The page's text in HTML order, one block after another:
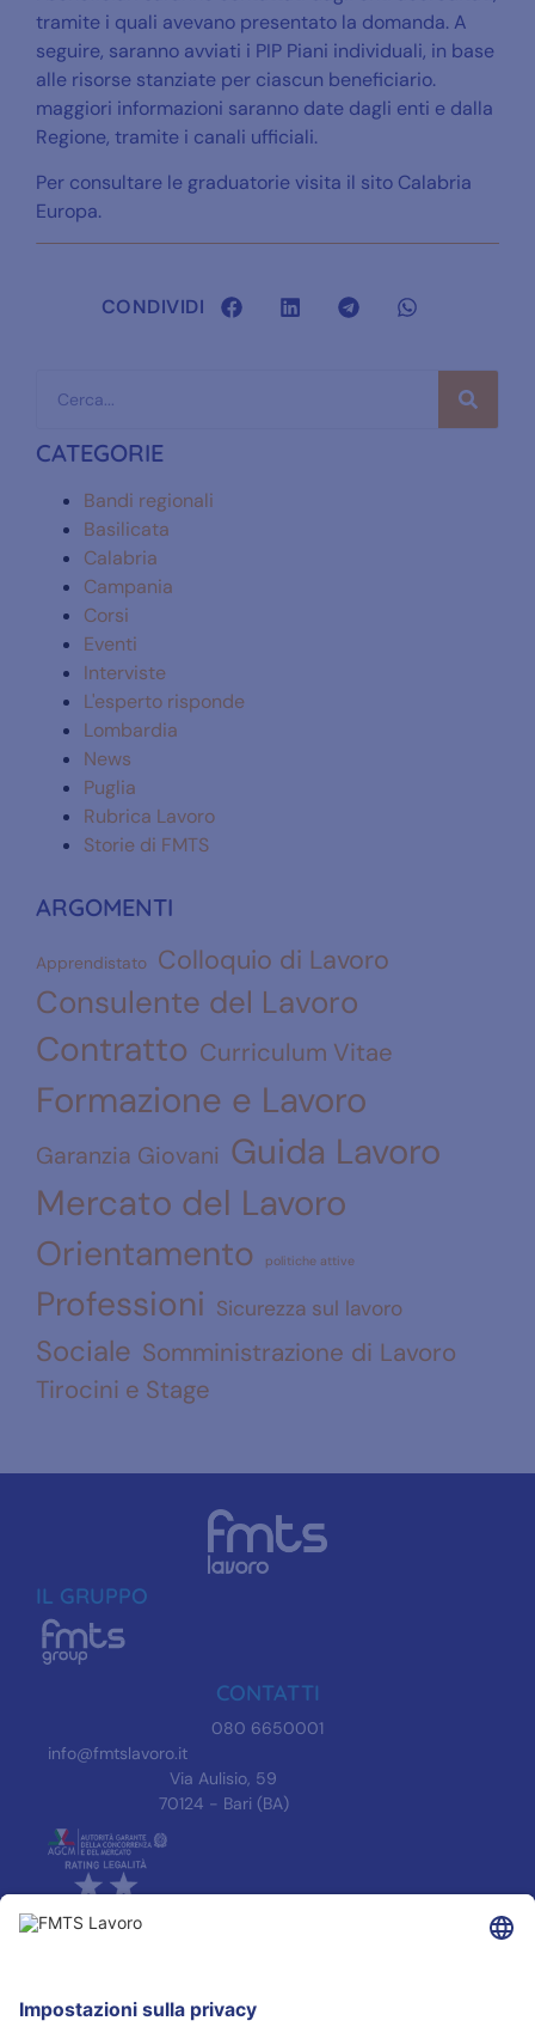
tramite i quali avevano presentato la domanda. A
seguire, saranno avviati i PIP Piani individuali, in base
alle risorse stanziate per ciascun beneficiario.
maggiori informazioni saranno date dagli enti e dalla
Regione, tramite i canali ufficiali.
Per consultare le graduatorie visita il sito Calabria
Europa.
CONDIVIDI
CATEGORIE
Bandi regionali
Basilicata
Calabria
Campania
Corsi
Eventi
Interviste
L'esperto risponde
Lombardia
News
Puglia
Rubrica Lavoro
Storie di FMTS
ARGOMENTI
Apprendistato Colloquio di Lavoro
Consulente del Lavoro
Contratto Curriculum Vitae
Formazione e Lavoro
Garanzia Giovani Guida Lavoro
Mercato del Lavoro
Orientamento politiche attive
Professioni Sicurezza sul lavoro
Sociale Somministrazione di Lavoro
Tirocini e Stage
IL GRUPPO
CONTATTI
080 6650001
info@fmtslavoro.it
Via Aulisio, 59
70124 - Bari (BA)
Accreditamenti